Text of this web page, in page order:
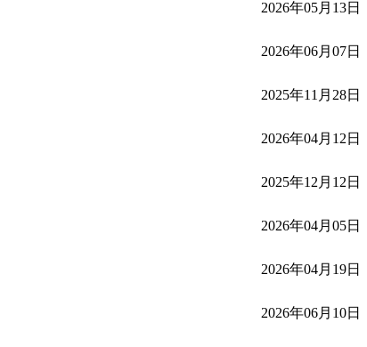
2026年05月13日
2026年06月07日
2025年11月28日
2026年04月12日
2025年12月12日
2026年04月05日
2026年04月19日
2026年06月10日